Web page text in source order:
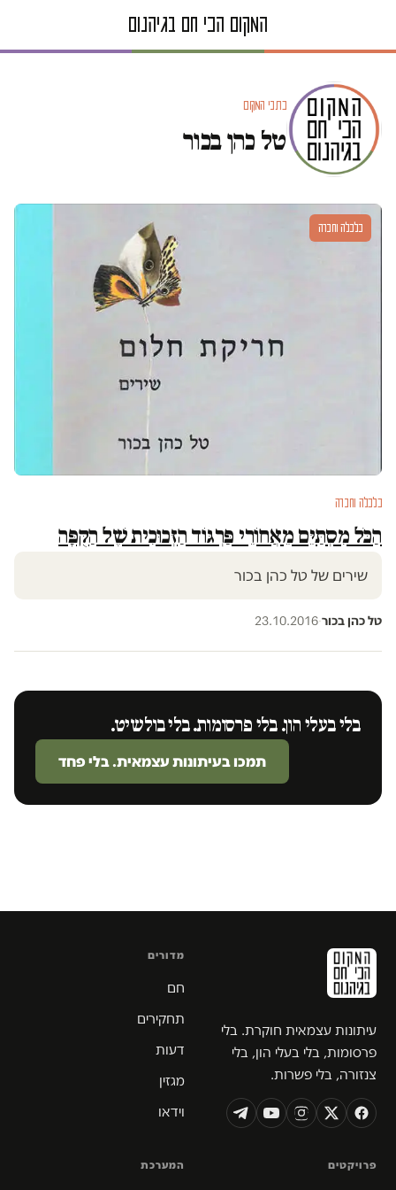
כתבי המקום
טל כהן בכור
כלכלה וחברה
כלכלה וחברה
הַכֹּל מִסְתַּיֵּם מֵאֲחוֹרֵי פַּרְגּוֹד הַזְּכוּכִית שֶׁל הַקֻּפָּה
שירים של טל כהן בכור
טל כהן בכור·
23.10.2016
בלי בעלי הון. בלי פרסומות. בלי בולשיט.
תמכו בעיתונות עצמאית. בלי פחד
עיתונות עצמאית חוקרת. בלי
פרסומות, בלי בעלי הון, בלי
צנזורה, בלי פשרות.
מדורים
חם
תחקירים
דעות
מגזין
וידאו
פרויקטים המערכת